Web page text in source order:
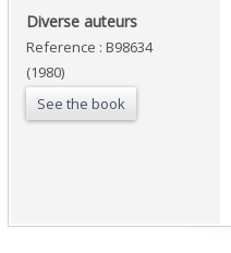
‎Diverse auteurs‎
Reference : B98634
(1980)
See the book